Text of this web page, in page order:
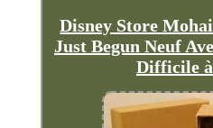
Disney Store
Just Begun Neuf
Difficile